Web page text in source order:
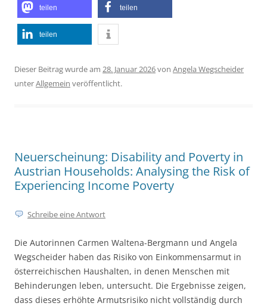
teilen teilen
teilen
Dieser Beitrag wurde am 28. Januar 2026von Angela Wegscheider
unterAllgemein veröffentlicht.
Neuerscheinung: Disability and Poverty in
Austrian Households: Analysing the Risk of
Experiencing Income Poverty
Schreibe eine Antwort
Die Autorinnen Carmen Waltena-Bergmann und Angela
Wegscheider haben das Risiko von Einkommensarmut in
österreichischen Haushalten, in denen Menschen mit
Behinderungen leben, untersucht. Die Ergebnisse zeigen,
dass dieses erhöhte Armutsrisiko nicht vollständig durch